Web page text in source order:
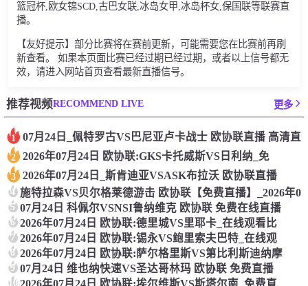
篮冠杯,欧女锦SCD,古巴女联,冰岛女甲,冰岛杯女,保国联等联赛直
播。
【友好提示】部分比赛将在赛前更新，可能需要您在比赛前再刷
新查看。 如果本页面比赛已经过期已经过期，或者以上信号都无
效，请进入网站首页查看最新直播信号。
推荐视频RECOMMEND LIVE 更多
1 07月24日_佩特罗古VS巴尼亚卢卡战士 欧协联直播 高清直
2 2026年07月24日 欧协联:GKS卡托威斯VS日利纳_免
3 2026年07月24日_斯肯迪亚VSASK布拉沃 欧协联直播
4 施特拉森VS贝尔格莱德游击 欧协联【免费直播】_2026年0
5 07月24日 科佩尔VSNSI鲁纳维克 欧协联 免费在线直播
6 2026年07月24日 欧协联:德里城VS里耶卡_在线观看比
7 2026年07月24日 欧协联:锡永VS鲍里索夫巴特_在线观
8 2026年07月24日 欧协联:萨尔格里斯VS第比利斯迪纳摩
9 07月24日 维也纳快速VS圣达哥林玛 欧协联 免费直播
102026年07月24日 欧协联:埃尔维斯VS斯塔尔南_免费直